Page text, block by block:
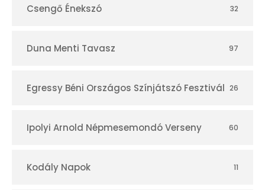
Csengő Énekszó 32
Duna Menti Tavasz 97
Egressy Béni Országos Színjátszó Fesztivál 26
Ipolyi Arnold Népmesemondó Verseny 60
Kodály Napok 11